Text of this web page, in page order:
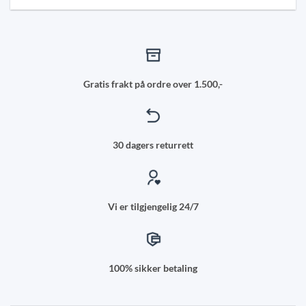
Gratis frakt på ordre over 1.500,-
30 dagers returrett
Vi er tilgjengelig 24/7
100% sikker betaling